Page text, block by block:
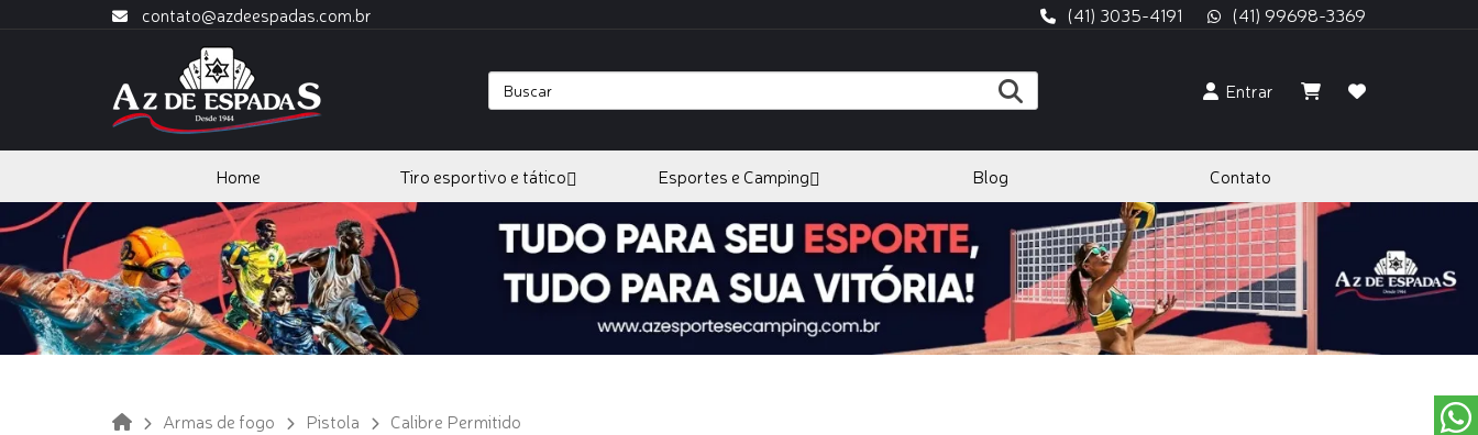
contato@azdeespadas.com.br (41) 3035-4191 (41) 99698-3369
Entrar
Home Tiro esportivo e tático Esportes e Camping Blog Contato
Armas de fogo Pistola Calibre Permitido